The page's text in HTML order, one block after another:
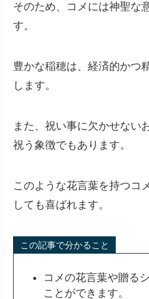
そのため、コメには神聖な
す。
豊かな稲穂は、経済的かつ
します。
また、祝い事に欠かせない
祝う象徴でもあります。
このような花言葉を持つコ
しても喜ばれます。
この記事で分かること
コメの花言葉や贈る
ことができます。